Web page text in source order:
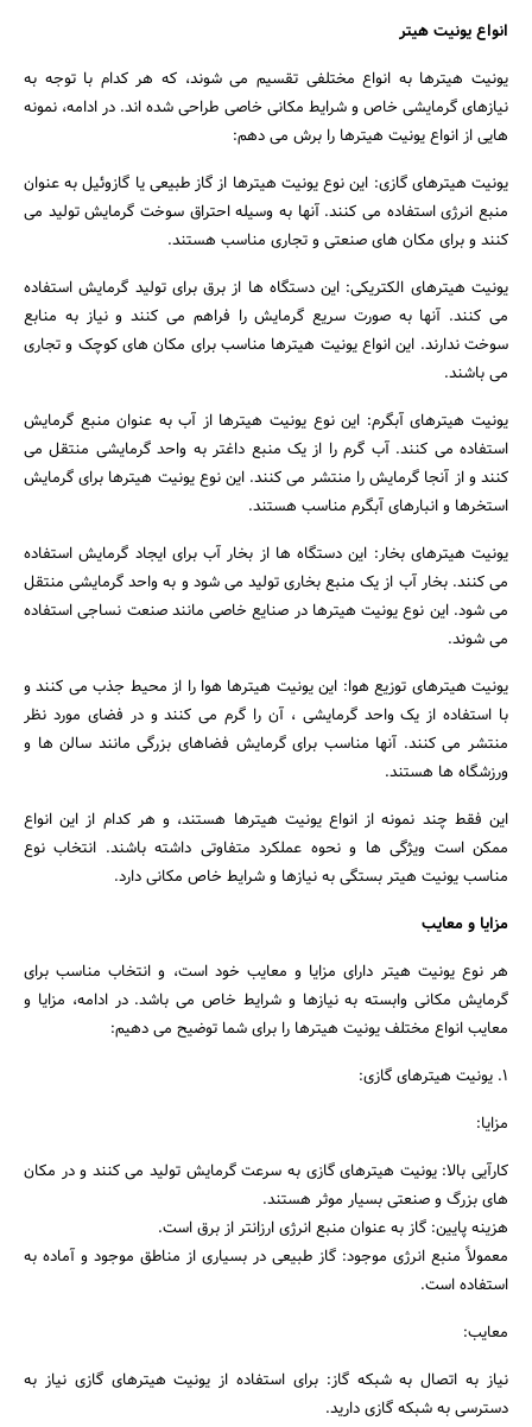
جستجو
انواع یونیت هیتر
یونیت هیترها به انواع مختلفی تقسیم می شوند، که هر کدام با توجه به
نیازهای گرمایشی خاص و شرایط مکانی خاصی طراحی شده اند. در ادامه، نمونه
هایی از انواع یونیت هیترها را برش می دهم:
یونیت هیترهای گازی: این نوع یونیت هیترها از گاز طبیعی یا گازوئیل به عنوان
منبع انرژی استفاده می کنند. آنها به وسیله احتراق سوخت گرمایش تولید می
کنند و برای مکان های صنعتی و تجاری مناسب هستند.
یونیت هیترهای الکتریکی: این دستگاه ها از برق برای تولید گرمایش استفاده
می کنند. آنها به صورت سریع گرمایش را فراهم می کنند و نیاز به منابع
سوخت ندارند. این انواع یونیت هیترها مناسب برای مکان های کوچک و تجاری
می باشند.
یونیت هیترهای آبگرم: این نوع یونیت هیترها از آب به عنوان منبع گرمایش
استفاده می کنند. آب گرم را از یک منبع داغتر به واحد گرمایشی منتقل می
کنند و از آنجا گرمایش را منتشر می کنند. این نوع یونیت هیترها برای گرمایش
استخرها و انبارهای آبگرم مناسب هستند.
یونیت هیترهای بخار: این دستگاه ها از بخار آب برای ایجاد گرمایش استفاده
می کنند. بخار آب از یک منبع بخاری تولید می شود و به واحد گرمایشی منتقل
می شود. این نوع یونیت هیترها در صنایع خاصی مانند صنعت نساجی استفاده
می شوند.
یونیت هیترهای توزیع هوا: این یونیت هیترها هوا را از محیط جذب می کنند و
با استفاده از یک واحد گرمایشی ، آن را گرم می کنند و در فضای مورد نظر
منتشر می کنند. آنها مناسب برای گرمایش فضاهای بزرگی مانند سالن ها و
ورزشگاه ها هستند.
این فقط چند نمونه از انواع یونیت هیترها هستند، و هر کدام از این انواع
ممکن است ویژگی ها و نحوه عملکرد متفاوتی داشته باشند. انتخاب نوع
مناسب یونیت هیتر بستگی به نیازها و شرایط خاص مکانی دارد.
مزایا و معایب
هر نوع یونیت هیتر دارای مزایا و معایب خود است، و انتخاب مناسب برای
گرمایش مکانی وابسته به نیازها و شرایط خاص می باشد. در ادامه، مزایا و
معایب انواع مختلف یونیت هیترها را برای شما توضیح می دهیم:
1. یونیت هیترهای گازی:
مزایا:
کارآیی بالا: یونیت هیترهای گازی به سرعت گرمایش تولید می کنند و در مکان
های بزرگ و صنعتی بسیار موثر هستند.
هزینه پایین: گاز به عنوان منبع انرژی ارزانتر از برق است.
معمولاً منبع انرژی موجود: گاز طبیعی در بسیاری از مناطق موجود و آماده به
استفاده است.
معایب:
نیاز به اتصال به شبکه گاز: برای استفاده از یونیت هیترهای گازی نیاز به
دسترسی به شبکه گازی دارید.